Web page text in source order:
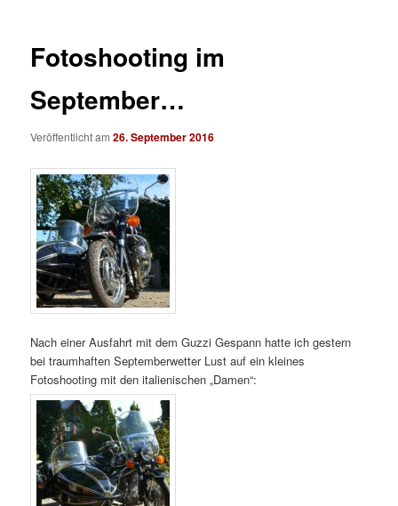
Fotoshooting im
September…
Veröffentlicht am26. September 2016
Nach einer Ausfahrt mit dem Guzzi Gespann hatte ich gestern
bei traumhaften Septemberwetter Lust auf ein kleines
Fotoshooting mit den italienischen „Damen“: